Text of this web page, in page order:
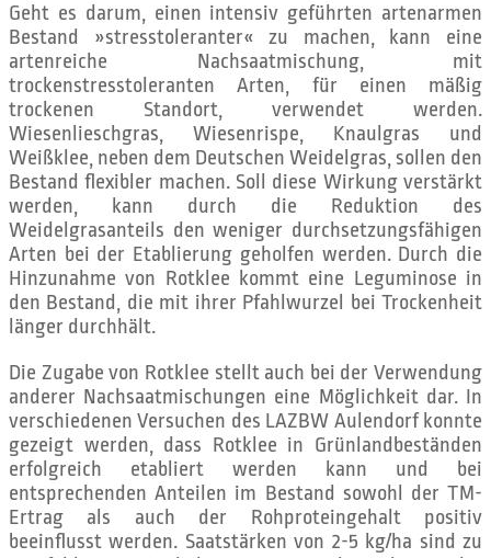
Geht es darum, einen intensiv geführten artenarmen
Bestand »stresstoleranter« zu machen, kann eine
artenreiche Nachsaatmischung, mit
trockenstresstoleranten Arten, für einen mäßig
trockenen Standort, verwendet werden.
Wiesenlieschgras, Wiesenrispe, Knaulgras und
Weißklee, neben dem Deutschen Weidelgras, sollen den
Bestand flexibler machen. Soll diese Wirkung verstärkt
werden, kann durch die Reduktion des
Weidelgrasanteils den weniger durchsetzungsfähigen
Arten bei der Etablierung geholfen werden. Durch die
Hinzunahme von Rotklee kommt eine Leguminose in
den Bestand, die mit ihrer Pfahlwurzel bei Trockenheit
länger durchhält.
Die Zugabe von Rotklee stellt auch bei der Verwendung
anderer Nachsaatmischungen eine Möglichkeit dar. In
verschiedenen Versuchen des LAZBW Aulendorf konnte
gezeigt werden, dass Rotklee in Grünlandbeständen
erfolgreich etabliert werden kann und bei
entsprechenden Anteilen im Bestand sowohl der TM-
Ertrag als auch der Rohproteingehalt positiv
beeinflusst werden. Saatstärken von 2-5 kg/ha sind zu